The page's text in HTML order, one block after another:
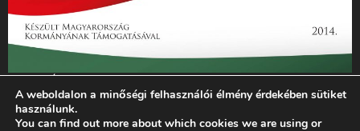
„Az Új Ember katolikus hetilap 2014. évi működésének
támogatását az EGYH-KCP-14-P-0121 sz. támogatási
szerződés keretében 3 000 000 Ft összegben támogatta az
A weboldalon a minőségi felhasználói élmény érdekében sütiket
használunk.
You can find out more about which cookies we are using or